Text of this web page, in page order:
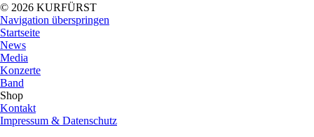
© 2026 KURFÜRST
Navigation überspringen
Startseite
News
Media
Konzerte
Band
Shop
Kontakt
Impressum & Datenschutz